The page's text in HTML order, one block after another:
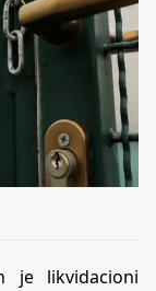
je likvidacioni